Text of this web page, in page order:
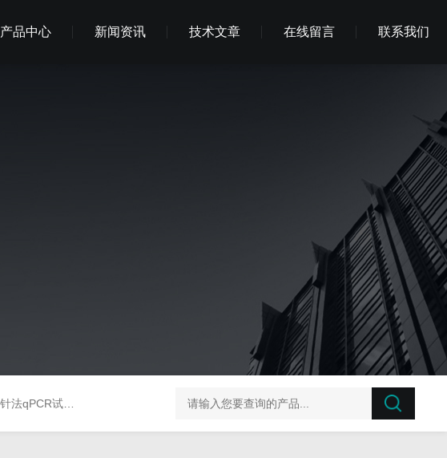
产品中心 新闻资讯 技术文章 在线留言 联系我们
剂盒（不含内参） 榛子东部枯萎病菌探针法qPCR试剂盒不含内参